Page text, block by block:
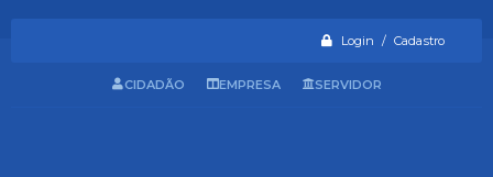
Login / Cadastro
CIDADÃO EMPRESA SERVIDOR